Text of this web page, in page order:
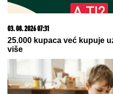
03. 08. 2026 07:31
25.000 kupaca već kupuje
više